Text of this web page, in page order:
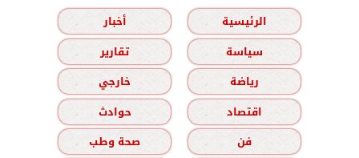
الرئيسية
أخبار
سياسة
تقارير
رياضة
خارجي
اقتصاد
حوادث
فن
صحة وطب